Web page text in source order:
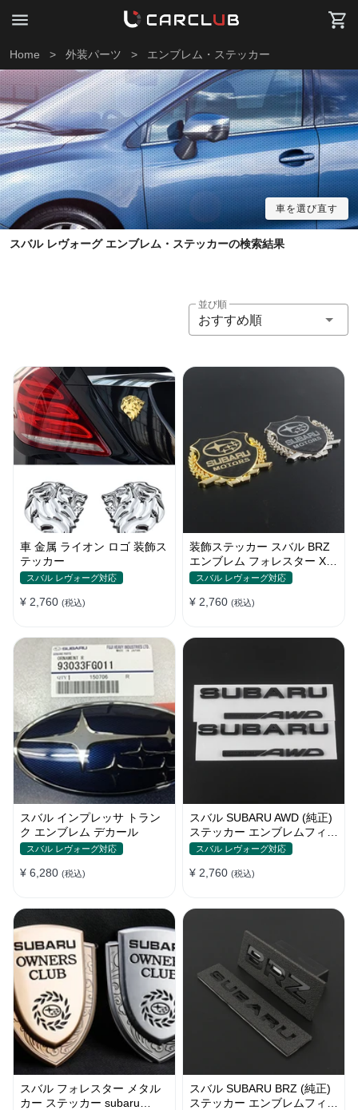
Home > 外装パーツ > エンブレム・ステッカー
車を選び直す
スバル レヴォーグ エンブレム・ステッカーの検索結果
並び順
おすすめ順
車 金属 ライオン ロゴ 装飾ス
テッカー
スバル レヴォーグ対応
¥ 2,760 (税込)
装飾ステッカー スバル BRZ
エンブレム フォレスター XV
アウトバック インプレッサ
スバル レヴォーグ対応
¥ 2,760 (税込)
スバル インプレッサ トラン
ク エンブレム デカール
スバル レヴォーグ対応
¥ 6,280 (税込)
スバル SUBARU AWD (純正)
ステッカー エンブレムフィル
ム T6 グレードエンブレム
スバル レヴォーグ対応
¥ 2,760 (税込)
スバル フォレスター メタル
カー ステッカー subaru
スバル SUBARU BRZ (純正)
ステッカー エンブレムフィル